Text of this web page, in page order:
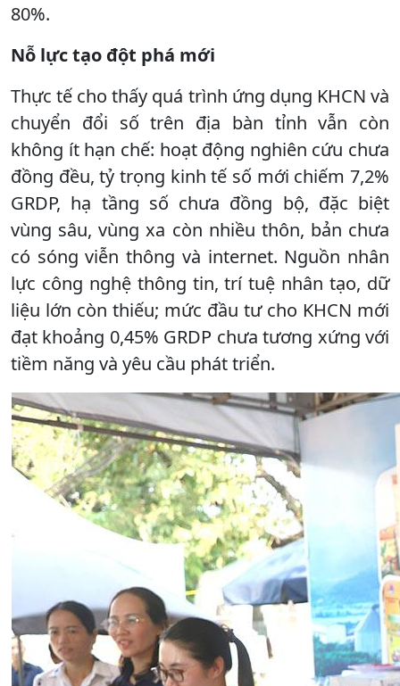
80%.
Nỗ lực tạo đột phá mới
Thực tế cho thấy quá trình ứng dụng KHCN và
chuyển đổi số trên địa bàn tỉnh vẫn còn
không ít hạn chế: hoạt động nghiên cứu chưa
đồng đều, tỷ trọng kinh tế số mới chiếm 7,2%
GRDP, hạ tầng số chưa đồng bộ, đặc biệt
vùng sâu, vùng xa còn nhiều thôn, bản chưa
có sóng viễn thông và internet. Nguồn nhân
lực công nghệ thông tin, trí tuệ nhân tạo, dữ
liệu lớn còn thiếu; mức đầu tư cho KHCN mới
đạt khoảng 0,45% GRDP chưa tương xứng với
tiềm năng và yêu cầu phát triển.